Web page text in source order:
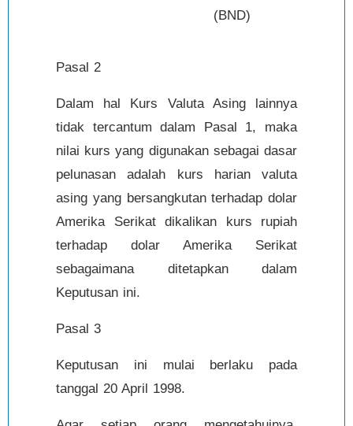
(BND)
Pasal 2
Dalam hal Kurs Valuta Asing lainnya
tidak tercantum dalam Pasal 1, maka
nilai kurs yang digunakan sebagai dasar
pelunasan adalah kurs harian valuta
asing yang bersangkutan terhadap dolar
Amerika Serikat dikalikan kurs rupiah
terhadap dolar Amerika Serikat
sebagaimana ditetapkan dalam
Keputusan ini.
Pasal 3
Keputusan ini mulai berlaku pada
tanggal 20 April 1998.